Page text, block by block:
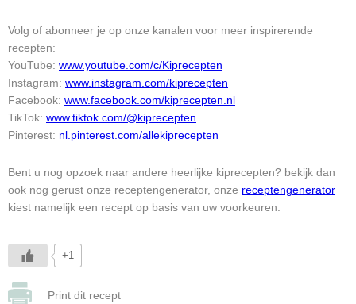
Volg of abonneer je op onze kanalen voor meer inspirerende
recepten:
YouTube: www.youtube.com/c/Kiprecepten
Instagram: www.instagram.com/kiprecepten
Facebook: www.facebook.com/kiprecepten.nl
TikTok: www.tiktok.com/@kiprecepten
Pinterest: nl.pinterest.com/allekiprecepten
Bent u nog opzoek naar andere heerlijke kiprecepten? bekijk dan
ook nog gerust onze receptengenerator, onze receptengenerator
kiest namelijk een recept op basis van uw voorkeuren.
+1
Print dit recept